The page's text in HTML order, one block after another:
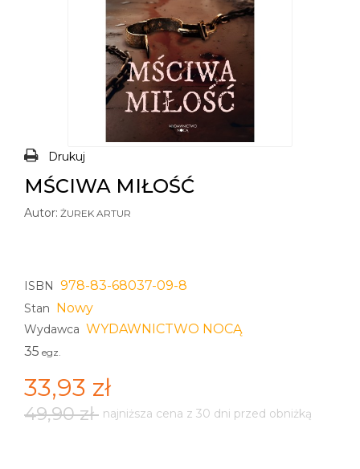
Drukuj
MŚCIWA MIŁOŚĆ
Autor: ŻUREK ARTUR
ISBN 978-83-68037-09-8
Stan Nowy
Wydawca WYDAWNICTWO NOCĄ
35 egz.
33,93 zł
49,90 zł najniższa cena z 30 dni przed obniżką